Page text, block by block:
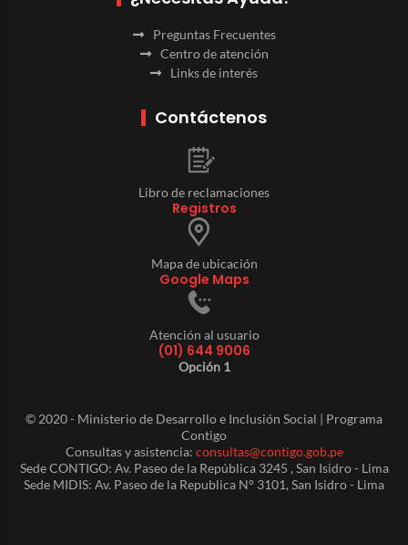
Preguntas Frecuentes
Centro de atención
Links de interés
Contáctenos
Libro de reclamaciones
Registros
Mapa de ubicación
Google Maps
Atención al usuario
(01) 644 9006
Opción 1
© 2020 - Ministerio de Desarrollo e Inclusión Social | Programa
Contigo
Consultas y asistencia: consultas@contigo.gob.pe
Sede CONTIGO: Av. Paseo de la República 3245 , San Isidro - Lima
Sede MIDIS: Av. Paseo de la Republica N° 3101, San Isidro - Lima